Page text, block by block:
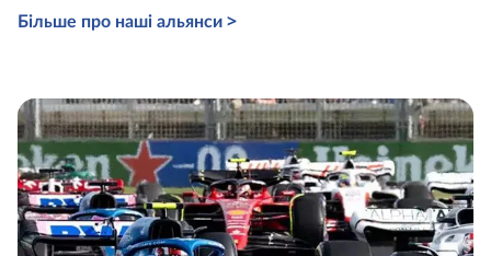
Більше про наші альянси >